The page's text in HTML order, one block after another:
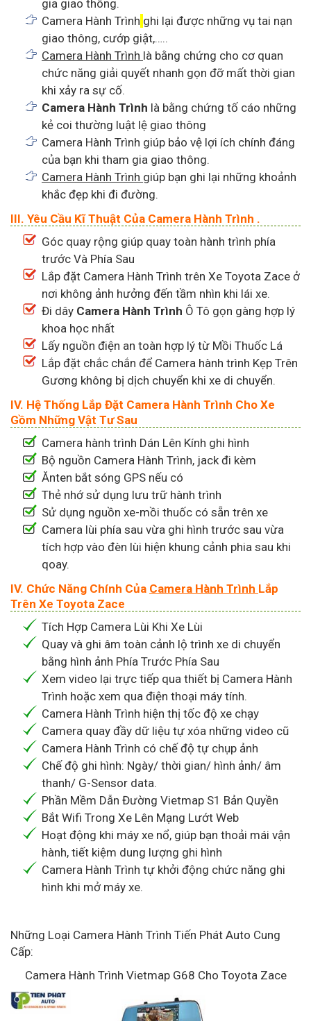
gia giao thông.
Camera Hành Trình ghi lại được những vụ tai nạn
giao thông, cướp giật,…..
Camera Hành Trình là bằng chứng cho cơ quan
chức năng giải quyết nhanh gọn đỡ mất thời gian
khi xảy ra sự cố.
Camera Hành Trình là bằng chứng tố cáo những
kẻ coi thường luật lệ giao thông
Camera Hành Trình giúp bảo vệ lợi ích chính đáng
của bạn khi tham gia giao thông.
Camera Hành Trình giúp bạn ghi lại những khoảnh
khắc đẹp khi đi đường.
III. Yêu Cầu Kĩ Thuật Của Camera Hành Trình .
Góc quay rộng giúp quay toàn hành trình phía
trước Và Phía Sau
Lắp đặt Camera Hành Trình trên Xe Toyota Zace ở
nơi không ảnh hưởng đến tầm nhìn khi lái xe.
Đi dây Camera Hành Trình Ô Tô gọn gàng hợp lý
khoa học nhất
Lấy nguồn điện an toàn hợp lý từ Mồi Thuốc Lá
Lắp đặt chắc chắn để Camera hành trình Kẹp Trên
Gương không bị dịch chuyển khi xe di chuyển.
IV. Hệ Thống Lắp Đặt Camera Hành Trình Cho Xe
Gồm Những Vật Tư Sau
Camera hành trình Dán Lên Kính ghi hình
Bộ nguồn Camera Hành Trình, jack đi kèm
Ănten bắt sóng GPS nếu có
Thẻ nhớ sử dụng lưu trữ hành trình
Sử dụng nguồn xe-mồi thuốc có sẵn trên xe
Camera lùi phía sau vừa ghi hình trước sau vừa
tích hợp vào đèn lùi hiện khung cảnh phia sau khi
qoay.
IV. Chức Năng Chính Của Camera Hành Trình Lắp
Trên Xe Toyota Zace
Tích Hợp Camera Lùi Khi Xe Lùi
Quay và ghi âm toàn cảnh lộ trình xe di chuyển
bằng hình ảnh Phía Trước Phía Sau
Xem video lại trực tiếp qua thiết bị Camera Hành
Trình hoặc xem qua điện thoại máy tính.
Camera Hành Trình hiện thị tốc độ xe chạy
Camera quay đầy dữ liệu tự xóa những video cũ
Camera Hành Trình có chế độ tự chụp ảnh
Chế độ ghi hình: Ngày/ thời gian/ hình ảnh/ âm
thanh/ G-Sensor data.
Phần Mềm Dẫn Đường Vietmap S1 Bản Quyền
Bắt Wifi Trong Xe Lên Mạng Lướt Web
Hoạt động khi máy xe nổ, giúp bạn thoải mái vận
hành, tiết kiệm dung lượng ghi hình
Camera Hành Trình tự khởi động chức năng ghi
hình khi mở máy xe.
Những Loại Camera Hành Trình Tiến Phát Auto Cung
Cấp:
Camera Hành Trình Vietmap G68 Cho Toyota Zace